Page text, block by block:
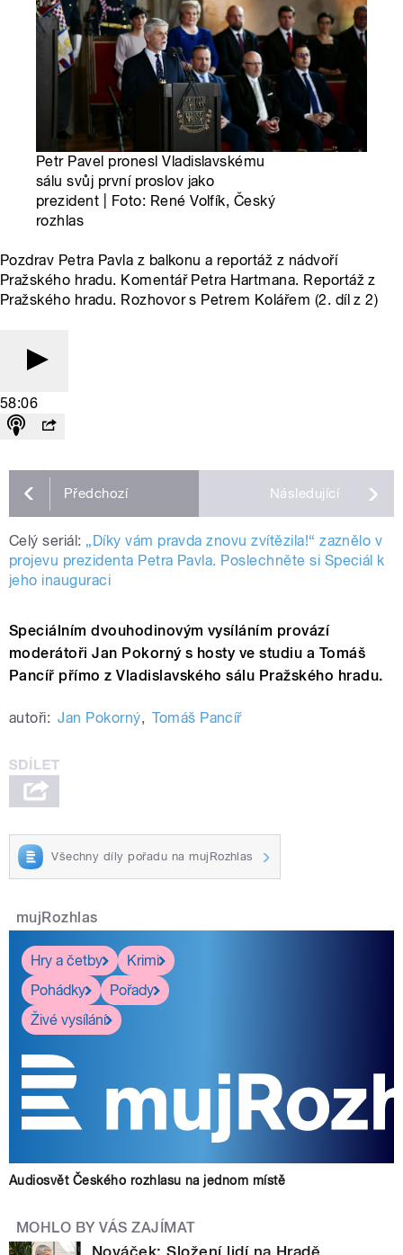
Petr Pavel pronesl Vladislavskému
sálu svůj první proslov jako
prezident | Foto: René Volfík, Český
rozhlas
Pozdrav Petra Pavla z balkonu a reportáž z nádvoří
Pražského hradu. Komentář Petra Hartmana. Reportáž z
Pražského hradu. Rozhovor s Petrem Kolářem (2. díl z 2)
58:06
Předchozí Následující
Celý seriál: „Díky vám pravda znovu zvítězila!“ zaznělo v
projevu prezidenta Petra Pavla. Poslechněte si Speciál k
jeho inauguraci
Speciálním dvouhodinovým vysíláním provází
moderátoři Jan Pokorný s hosty ve studiu a Tomáš
Pancíř přímo z Vladislavského sálu Pražského hradu.
autoři: Jan Pokorný, Tomáš Pancíř
Všechny díly pořadu na mujRozhlas
mujRozhlas
Hry a četby
Krimi
Pohádky
Pořady
Živé vysílání
Audiosvět Českého rozhlasu na jednom místě
MOHLO BY VÁS ZAJÍMAT
Nováček: Složení lidí na Hradě